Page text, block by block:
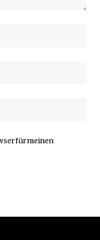
für meinen